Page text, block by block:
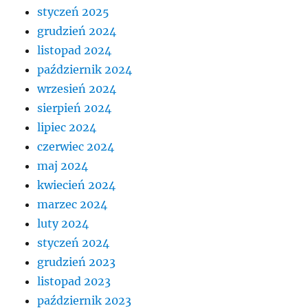
styczeń 2025
grudzień 2024
listopad 2024
październik 2024
wrzesień 2024
sierpień 2024
lipiec 2024
czerwiec 2024
maj 2024
kwiecień 2024
marzec 2024
luty 2024
styczeń 2024
grudzień 2023
listopad 2023
październik 2023